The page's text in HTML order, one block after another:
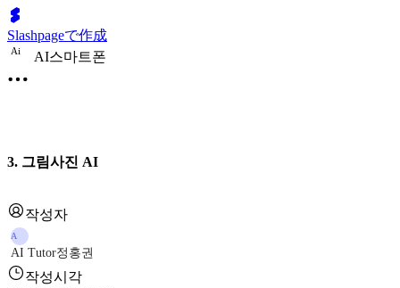
Slashpageで作成
Ai AI스마트폰
3. 그림사진 AI
작성자
A
AI Tutor정홍권
작성시각